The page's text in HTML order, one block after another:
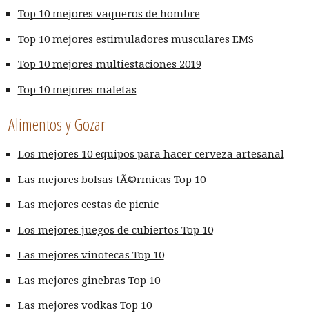
Top 10 mejores vaqueros de hombre
Top 10 mejores estimuladores musculares EMS
Top 10 mejores multiestaciones 2019
Top 10 mejores maletas
Alimentos y Gozar
Los mejores 10 equipos para hacer cerveza artesanal
Las mejores bolsas tÃ©rmicas Top 10
Las mejores cestas de picnic
Los mejores juegos de cubiertos Top 10
Las mejores vinotecas Top 10
Las mejores ginebras Top 10
Las mejores vodkas Top 10